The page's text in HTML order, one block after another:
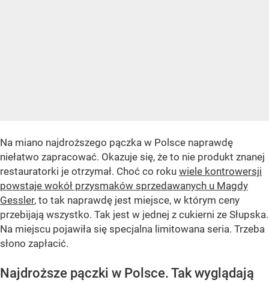
Na miano najdroższego pączka w Polsce naprawdę
niełatwo zapracować. Okazuje się, że to nie produkt znanej
restauratorki je otrzymał. Choć co roku wiele kontrowersji
powstaje wokół przysmaków sprzedawanych u Magdy
Gessler, to tak naprawdę jest miejsce, w którym ceny
przebijają wszystko. Tak jest w jednej z cukierni ze Słupska.
Na miejscu pojawiła się specjalna limitowana seria. Trzeba
słono zapłacić.
Najdroższe pączki w Polsce. Tak wyglądają